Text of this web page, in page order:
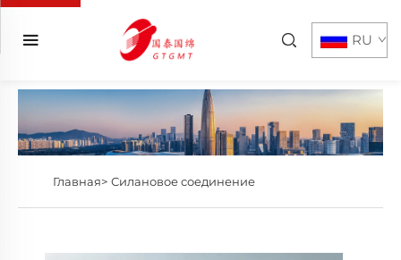
RU
Главная> Силановое соединение